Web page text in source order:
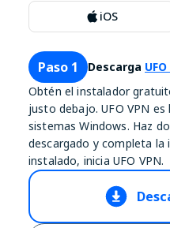
iOS
Paso 1 Descarga
Obtén el instalador
justo debajo. UFO VPN
sistemas Windows. Haz
descargado y completa la
instalado, inicia UFO VPN.